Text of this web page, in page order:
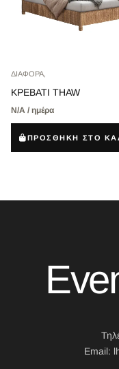
ΔΙΑΦΟΡΑ,
ΚΡΕΒΑΤΙ THAW
Ν/Α / ημέρα
ΠΡΟΣΘΗΚΗ ΣΤΟ
Email: